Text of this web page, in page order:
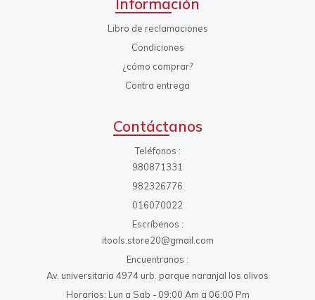
Información
Libro de reclamaciones
Condiciones
¿cómo comprar?
Contra entrega
Contáctanos
Teléfonos
980871331
982326776
016070022
Escríbenos
itools.store20@gmail.com
Encuentranos
Av. universitaria 4974 urb. parque naranjal los olivos
Horarios: Lun a Sab - 09:00 Am a 06:00 Pm